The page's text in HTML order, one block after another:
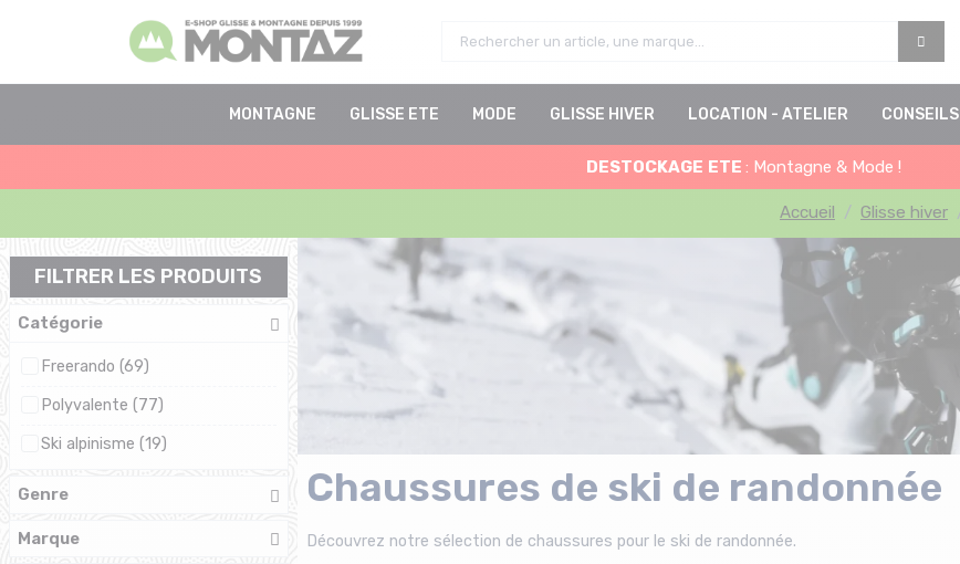
MONTAGNE GLISSE ETE MODE GLISSE HIVER LOCATION - ATELIER CONSEILS
DESTOCKAGE ETE : Montagne & Mode !
Accueil Glisse hiver
FILTRER LES PRODUITS
Catégorie
Freerando (69)
Polyvalente (77)
Ski alpinisme (19)
Genre
Marque
Chaussures de ski de randonnée
Découvrez notre sélection de chaussures pour le ski de randonnée.